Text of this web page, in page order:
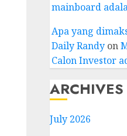
mainboard
Apa yang
Daily Randyon
Calon Investor
ARCHIVES
July 2026